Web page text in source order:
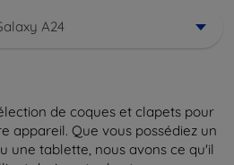
A24
de coques et clapets pour
appareil. Que vous possédiez un
une tablette, nous avons ce qu'il